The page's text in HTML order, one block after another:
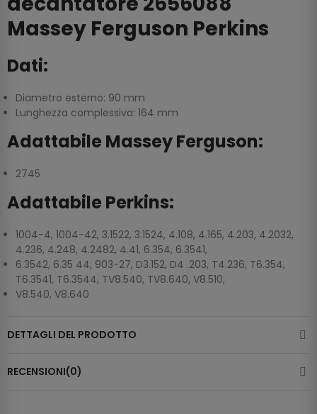
Massey Ferguson Perkins
Dati:
Diametro esterno: 90 mm
Lunghezza complessiva: 164 mm
Adattabile Massey Ferguson:
2745
Adattabile Perkins:
1004-4, 1004-42, 3.1522, 3.1524, 4.108, 4.165, 4.203, 4.2032,
4.236, 4.248, 4.2482, 4.41, 6.354, 6.3541,
6.3542, 6.35 44, 903-27, D3.152, D4 .203, T4.236, T6.354,
T6.3541, T6.3544, TV8.540, TV8.640, V8.510,
V8.540, V8.640
DETTAGLI DEL PRODOTTO
RECENSIONI(0)